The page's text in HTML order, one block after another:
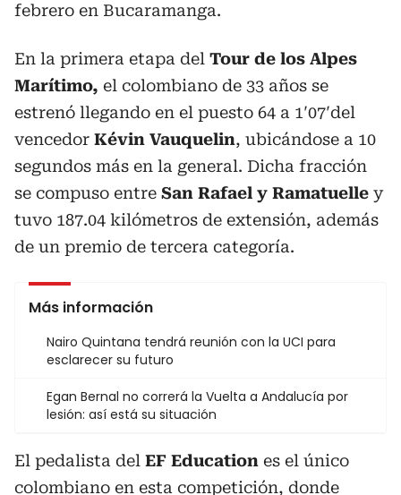
febrero en Bucaramanga.
En la primera etapa del Tour de los Alpes
Marítimo, el colombiano de 33 años se
estrenó llegando en el puesto 64 a 1′07′del
vencedor Kévin Vauquelin, ubicándose a 10
segundos más en la general. Dicha fracción
se compuso entre San Rafael y Ramatuelle y
tuvo 187.04 kilómetros de extensión, además
de un premio de tercera categoría.
Más información
Nairo Quintana tendrá reunión con la UCI para
esclarecer su futuro
Egan Bernal no correrá la Vuelta a Andalucía por
lesión: así está su situación
El pedalista del EF Education es el único
colombiano en esta competición, donde